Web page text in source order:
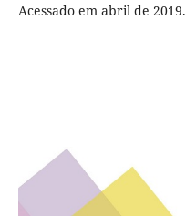
Acessado em abril de 2019.